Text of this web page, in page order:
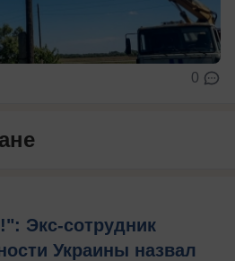
0
Экс-сотрудник
Украины назвал